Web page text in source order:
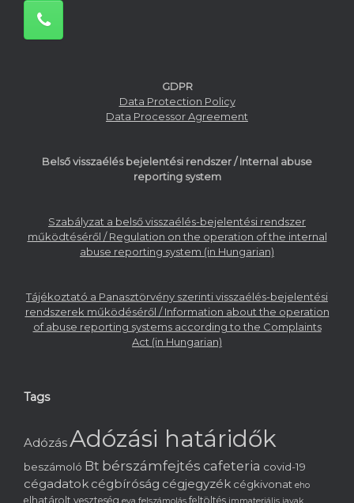
GDPR
Data Protection Policy
Data Processor Agreement
Belső visszaélés bejelentési rendszer / Internal abuse
reporting system
Szabályzat a belső visszaélés-bejelentési rendszer
működtéséről / Regulation on the operation of the internal
abuse reporting system (in Hungarian)
Tájékoztató a Panasztörvény szerinti visszaélés-bejelentési
rendszerek működéséről / Information about the operation
of abuse reporting systems according to the Complaints
Act (in Hungarian)
Tags
AdózásAdózási határidők
beszámoló Bt bérszámfejtés cafeteria covid-19
cégadatok cégbíróság cégjegyzék cégkivonat eho
elhatárolt veszteség feltöltés